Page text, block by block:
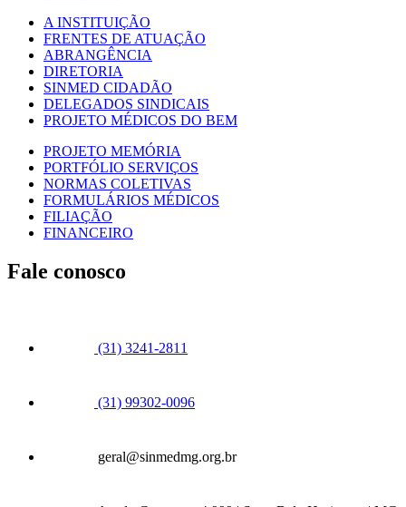
A INSTITUIÇÃO
FRENTES DE ATUAÇÃO
ABRANGÊNCIA
DIRETORIA
SINMED CIDADÃO
DELEGADOS SINDICAIS
PROJETO MÉDICOS DO BEM
PROJETO MEMÓRIA
PORTFÓLIO SERVIÇOS
NORMAS COLETIVAS
FORMULÁRIOS MÉDICOS
FILIAÇÃO
FINANCEIRO
Fale conosco
(31) 3241-2811
(31) 99302-0096
geral@sinmedmg.org.br